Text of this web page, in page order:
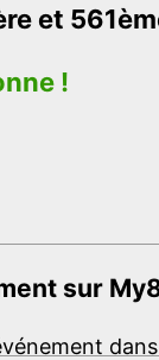
et
!
sur